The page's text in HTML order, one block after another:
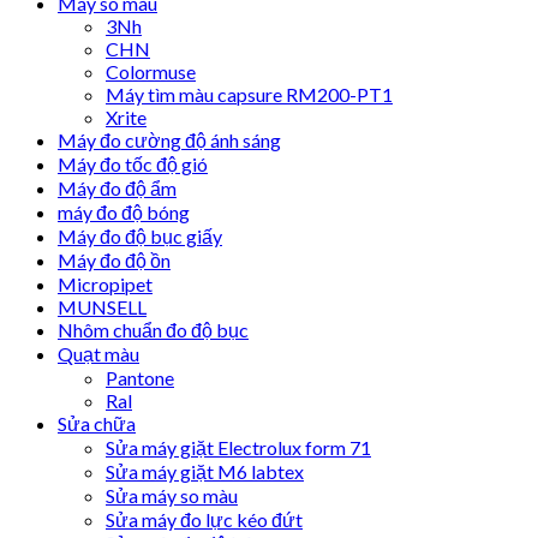
3Nh
CHN
Colormuse
Máy tìm màu capsure RM200-PT1
Xrite
Máy đo cường độ ánh sáng
Máy đo tốc độ gió
Máy đo độ ẩm
máy đo độ bóng
Máy đo độ bục giấy
Máy đo độ ồn
Micropipet
MUNSELL
Nhôm chuẩn đo độ bục
Quạt màu
Pantone
Ral
Sửa chữa
Sửa máy giặt Electrolux form 71
Sửa máy giặt M6 labtex
Sửa máy so màu
Sửa máy đo lực kéo đứt